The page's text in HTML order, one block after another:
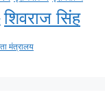
शिवराज सिंह
मंत्रालय